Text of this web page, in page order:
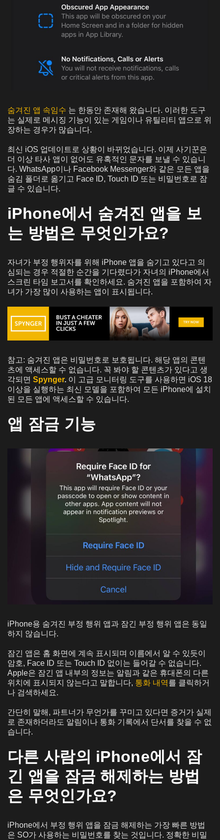
숨겨진 앱 속임수 는 한동안 존재해 왔습니다. 이러한 도구
는 실제로 메시징 기능이 있는 게임이나 유틸리티 앱으로 위
장하는 경우가 많습니다.
최신 iOS 업데이트로 상황이 바뀌었습니다. 이제 사기꾼은
더 이상 타사 앱이 없어도 유혹적인 문자를 보낼 수 있습니
다. WhatsApp이나 Facebook Messenger와 같은 모든 앱을
숨김 폴더로 옮기고 Face ID, Touch ID 또는 비밀번호로 잠
글 수 있습니다.
iPhone에서 숨겨진 앱을 보
는 방법은 무엇인가요?
자녀가 부정 행위자를 위해 iPhone 앱을 숨기고 있다고 의
심되는 경우 적절한 순간을 기다렸다가 자녀의 iPhone에서
스크린 타임 보고서를 확인하세요. 숨겨진 앱을 포함하여 자
녀가 가장 많이 사용하는 앱이 표시됩니다.
참고: 숨겨진 앱은 비밀번호로 보호됩니다. 해당 앱의 콘텐
츠에 액세스할 수 없습니다. 꼭 봐야 할 콘텐츠가 있다고 생
각되면 Spynger. 이 고급 모니터링 도구를 사용하면 iOS 18
이상을 실행하는 최신 모델을 포함하여 모든 iPhone에 설치
된 모든 앱에 액세스할 수 있습니다.
앱 잠금 기능
iPhone용 숨겨진 부정 행위 앱과 잠긴 부정 행위 앱은 동일
하지 않습니다.
잠긴 앱은 홈 화면에 계속 표시되며 이름에서 알 수 있듯이
암호, Face ID 또는 Touch ID 없이는 들어갈 수 없습니다.
Apple은 잠긴 앱 내부의 정보는 알림과 같은 휴대폰의 다른
위치에 표시되지 않는다고 말합니다, 통화 내역를 클릭하거
나 검색하세요.
간단히 말해, 파트너가 무언가를 꾸미고 있다면 증거가 실제
로 존재하더라도 알림이나 통화 기록에서 단서를 찾을 수 없
습니다.
다른 사람의 iPhone에서 잠
긴 앱을 잠금 해제하는 방법
은 무엇인가요?
iPhone에서 부정 행위 앱을 잠금 해제하는 가장 빠른 방법
은 SO가 사용하는 비밀번호를 찾는 것입니다. 정확한 비밀